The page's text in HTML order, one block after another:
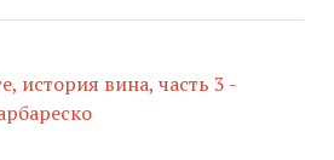
история вина, часть 3 -